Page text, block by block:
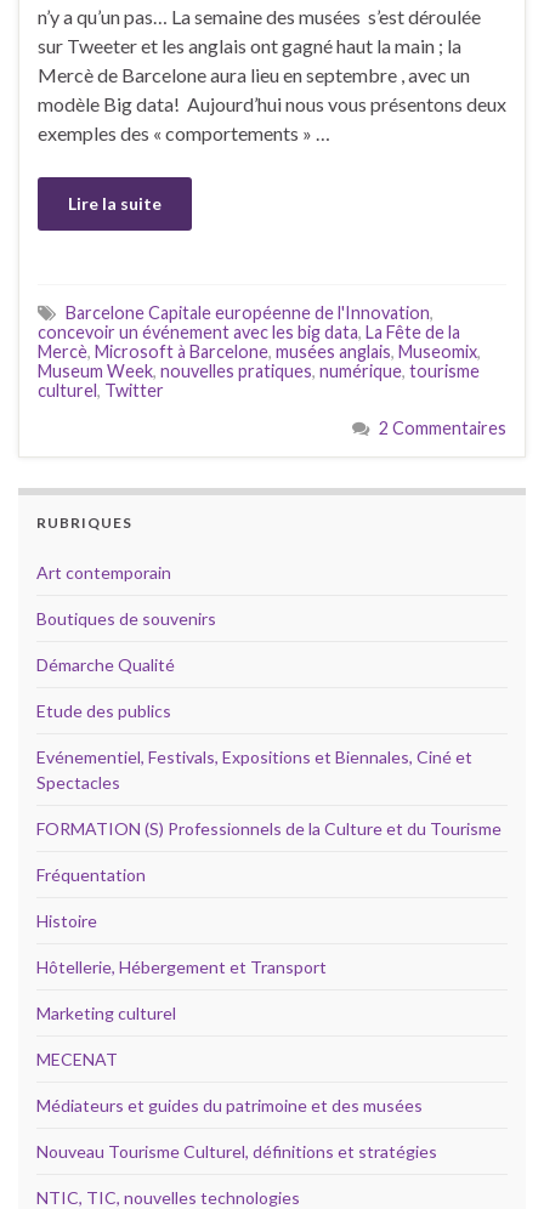
n’y a qu’un pas… La semaine des musées s’est déroulée
sur Tweeter et les anglais ont gagné haut la main ; la
Mercè de Barcelone aura lieu en septembre , avec un
modèle Big data! Aujourd’hui nous vous présentons deux
exemples des « comportements » …
Lire la suite
Barcelone Capitale européenne de l'Innovation,
concevoir un événement avec les big data, La Fête de la
Mercè, Microsoft à Barcelone, musées anglais, Museomix,
Museum Week, nouvelles pratiques, numérique, tourisme
culturel, Twitter
2 Commentaires
RUBRIQUES
Art contemporain
Boutiques de souvenirs
Démarche Qualité
Etude des publics
Evénementiel, Festivals, Expositions et Biennales, Ciné et
Spectacles
FORMATION (S) Professionnels de la Culture et du Tourisme
Fréquentation
Histoire
Hôtellerie, Hébergement et Transport
Marketing culturel
MECENAT
Médiateurs et guides du patrimoine et des musées
Nouveau Tourisme Culturel, définitions et stratégies
NTIC, TIC, nouvelles technologies